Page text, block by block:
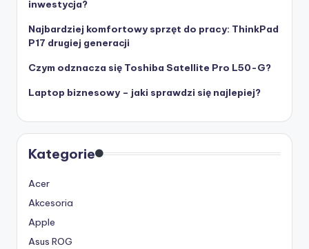
inwestycja?
Najbardziej komfortowy sprzęt do pracy: ThinkPad
P17 drugiej generacji
Czym odznacza się Toshiba Satellite Pro L50-G?
Laptop biznesowy – jaki sprawdzi się najlepiej?
Kategorie
Acer
Akcesoria
Apple
Asus ROG